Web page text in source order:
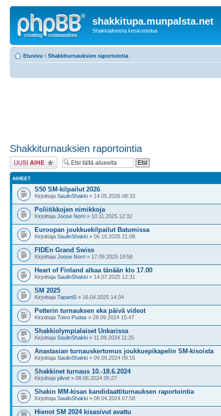
shakkitupa.munpalsta.net
Shakkiaiheista keskustelua
Etusivu ‹ Shakkiturnauksien raportointia
Shakkiturnauksien raportointia
Lähetä uusi viesti
AIHEET
S50 SM-kilpailut 2026
Kirjoittaja SaulinShakki » 14.05.2026 08:33
Poliitikkojen nimikkoja
Kirjoittaja Joose Norri » 10.11.2025 12:32
Euroopan joukkuekilpailut Batumissa
Kirjoittaja SaulinShakki » 06.10.2025 21:08
FIDEn Grand Swiss
Kirjoittaja Joose Norri » 17.09.2025 19:58
Heart of Finland alkaa tänään klo 17.00
Kirjoittaja SaulinShakki » 14.07.2025 12:31
SM 2025
Kirjoittaja TapaniS » 16.04.2025 14:34
Petterin turnauksen eka päivä videot
Kirjoittaja Toivo Pudas » 28.09.2024 15:47
Shakkiolympialaiset Unkarissa
Kirjoittaja SaulinShakki » 11.09.2024 11:25
Anastasian turnauskertomus joukkuepikapelin SM-kisoista
Kirjoittaja SaulinShakki » 09.09.2024 09:15
Shakkinet turnaus 10.-18.6.2024
Kirjoittaja pilvet » 08.06.2024 05:27
Shakin MM-kisan kandidaattiturnauksen raportointia
Kirjoittaja SaulinShakki » 08.04.2024 07:58
Hienot SM 2024 kisasivut avattu